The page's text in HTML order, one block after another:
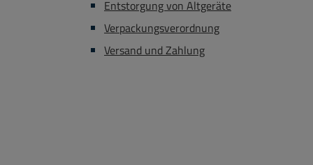
verschiedenen
Entstorgung von Altgeräte
Verpackungsverordnung
Versand und Zahlung